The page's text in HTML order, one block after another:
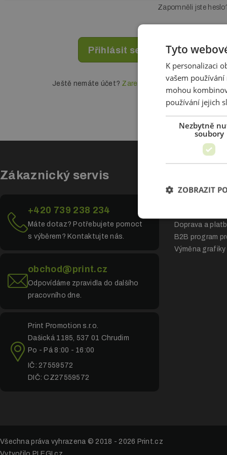
Zapomněli jste
Ještě nemáte účet? Zaregistrujte se
Zákaznický servis
+420 739 238 234
Máte dotaz? Potřebujete pomoct
s výběrem? Kontaktujte nás.
obchod@print.cz
Odpovídáme zpravidla do dalšího
pracovního dne.
Print Promotion s.r.o.
Dašická 1185, 537 01 Chrudim
Po - Pá 8:00 - 16:00
IČ: 27559572
DIČ: CZ27559572
Doprava a
B2B program
Výměna grafiky
Všechna práva vyhrazena © 2018 - 2026 Print.cz
Tyto
K personalizaci
vašem
mohou
používání jejich
Nezbytně
soubory
ZOBRAZIT